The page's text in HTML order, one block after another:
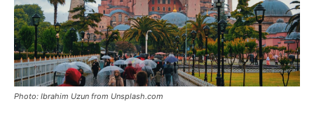
Photo: Ibrahim Uzun from Unsplash.com